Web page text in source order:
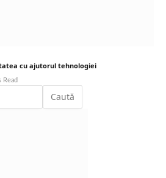
cu ajutorul tehnologiei
Read